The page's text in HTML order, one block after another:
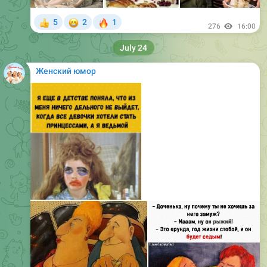
Женский юмор
July 24